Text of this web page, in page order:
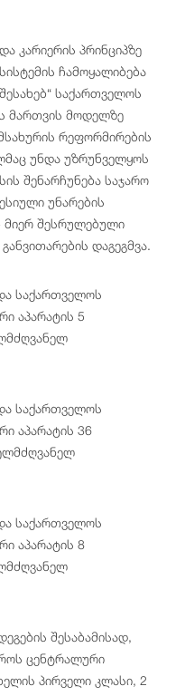
კარიერის პრინციპზე
ჩამოყალიბება
საქართველოს
მართვის მოდელზე
რეფორმირების
უნდა უზრუნველყოს
შენარჩუნება საჯარო
უნარების
მიერ შესრულებული
დაგეგმვა.
საქართველოს
აპარატის 5
საქართველოს
აპარატის 36
საქართველოს
აპარატის 8
შესაბამისად,
ცენტრალური
პირველი კლასი, 2